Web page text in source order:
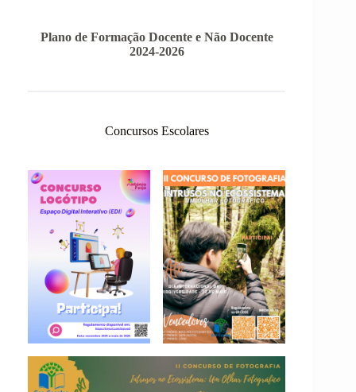
Plano de Formação Docente e Não Docente
2024-2026
Concursos Escolares